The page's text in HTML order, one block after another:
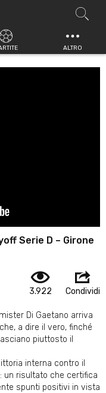
ALTRO
Serie D – Girone
3.922 Condividi
Di Gaetano arriva
a dire il vero, finché
piuttosto il
interna contro il
un risultato che certifica
spunti positivi in vista